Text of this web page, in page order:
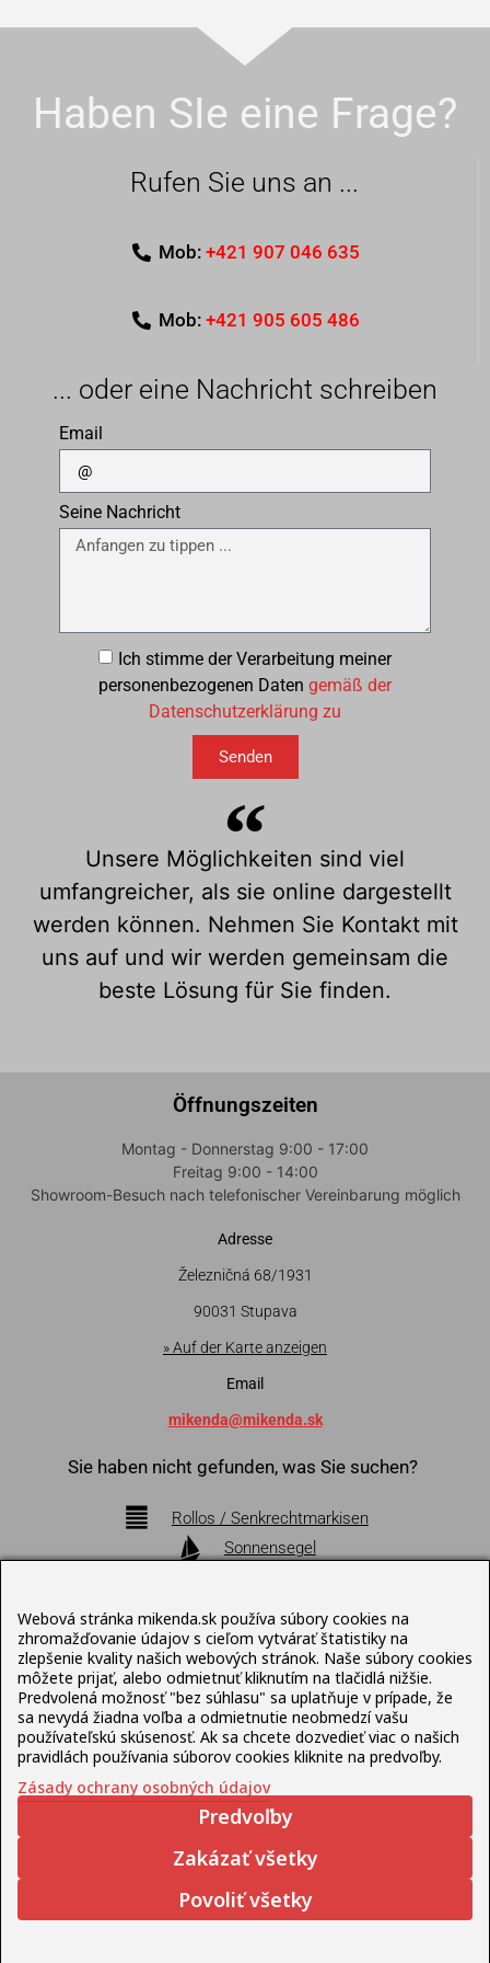
Haben SIe eine Frage?
Rufen Sie uns an ...
Mob: +421 907 046 635
Mob: +421 905 605 486
... oder eine Nachricht schreiben
Email
Seine Nachricht
Ich stimme der Verarbeitung meiner
personenbezogenen Daten gemäß der
Datenschutzerklärung zu
Senden
Unsere Möglichkeiten sind viel
umfangreicher, als sie online dargestellt
werden können. Nehmen Sie Kontakt mit
uns auf und wir werden gemeinsam die
beste Lösung für Sie finden.
Öffnungszeiten
Montag - Donnerstag 9:00 - 17:00
Freitag 9:00 - 14:00
Showroom-Besuch nach telefonischer Vereinbarung möglich
Adresse
Železničná 68/1931
90031 Stupava
» Auf der Karte anzeigen
Email
mikenda@mikenda.sk
Sie haben nicht gefunden, was Sie suchen?
Rollos / Senkrechtmarkisen
Sonnensegel
Bioklimatische Pergolen
Sonnenschirme
Terrassenmöbel
Datenschutz-Bestimmungen
© Mikenda Present 1992 – 2026 , Web erstellt von
Webová stránka mikenda.sk používa súbory cookies na
zhromažďovanie údajov s cieľom vytvárať štatistiky na
zlepšenie kvality našich webových stránok. Naše súbory cookies
môžete prijať, alebo odmietnuť kliknutím na tlačidlá nižšie.
Predvolená možnosť "bez súhlasu" sa uplatňuje v prípade, že
sa nevydá žiadna voľba a odmietnutie neobmedzí vašu
používateľskú skúsenosť. Ak sa chcete dozvedieť viac o našich
pravidlách používania súborov cookies kliknite na predvoľby.
Zásady ochrany osobných údajov
Predvoľby
Zakázať všetky
Povoliť všetky
Deutsch Slovenčina